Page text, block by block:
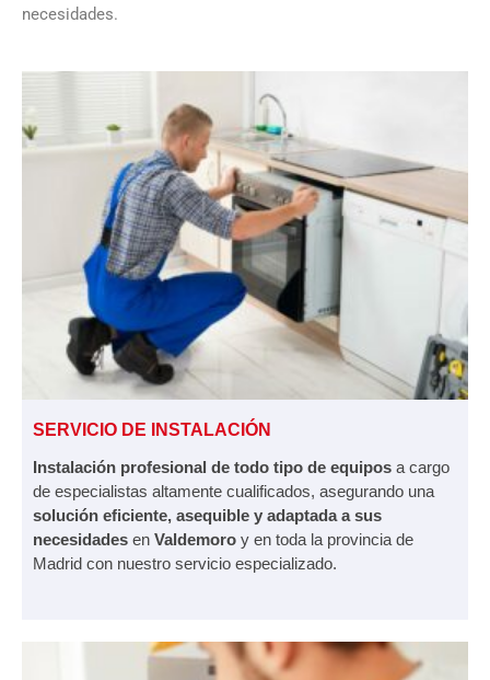
necesidades.
SERVICIO DE INSTALACIÓN
Instalación profesional de todo tipo de equipos a cargo
de especialistas altamente cualificados, asegurando una
solución eficiente, asequible y adaptada a sus
necesidades en Valdemoro y en toda la provincia de
Madrid con nuestro servicio especializado.